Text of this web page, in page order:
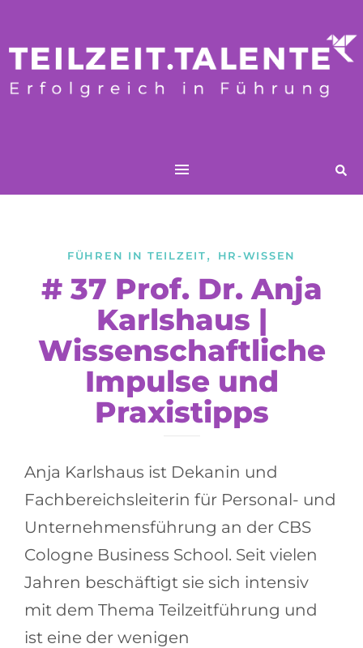
FÜHREN IN TEILZEIT, HR-WISSEN
# 37 Prof. Dr. Anja
Karlshaus |
Wissenschaftliche
Impulse und
Praxistipps
Anja Karlshaus ist Dekanin und
Fachbereichsleiterin für Personal- und
Unternehmensführung an der CBS
Cologne Business School. Seit vielen
Jahren beschäftigt sie sich intensiv
mit dem Thema Teilzeitführung und
ist eine der wenigen